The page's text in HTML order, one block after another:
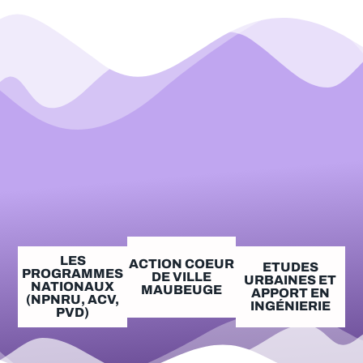
LES
PROGRAMMES
NATIONAUX
(NPNRU, ACV,
PVD)
ACTION COEUR
DE VILLE
MAUBEUGE
ETUDES
URBAINES ET
APPORT EN
INGÉNIERIE